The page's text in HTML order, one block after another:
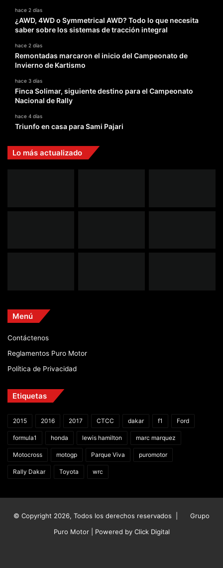
hace 2 días
¿AWD, 4WD o Symmetrical AWD? Todo lo que necesita
saber sobre los sistemas de tracción integral
hace 2 días
Remontadas marcaron el inicio del Campeonato de
Invierno de Kartismo
hace 3 días
Finca Solimar, siguiente destino para el Campeonato
Nacional de Rally
hace 4 días
Triunfo en casa para Sami Pajari
Lo más actualizado
Menú
Contáctenos
Reglamentos Puro Motor
Política de Privacidad
Etiquetas
2015 2016 2017 CTCC dakar f1 Ford
formula1 honda lewis hamilton marc marquez
Motocross motogp Parque Viva puromotor
Rally Dakar Toyota wrc
© Copyright 2026, Todos los derechos reservados |
Grupo
Puro Motor | Powered by Click Digital